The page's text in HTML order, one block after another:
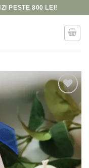
PESTE 800 LEI!
Add to
wishlist